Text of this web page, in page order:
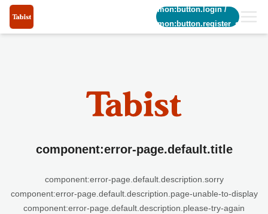
common:button.login/
common:button.register_short
component:error-page.default.title
component:error-page.default.description.sorry
component:error-page.default.description.page-unable-to-display
component:error-page.default.description.please-try-again